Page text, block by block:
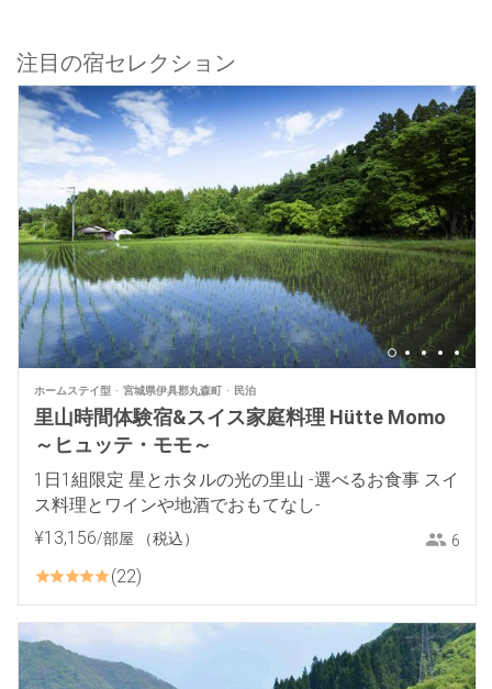
注目の宿セレクション
ホームステイ型 宮城県伊具郡丸森町 民泊
里山時間体験宿&スイス家庭料理 Hütte Momo
～ヒュッテ・モモ～
1日1組限定 星とホタルの光の里山 -選べるお食事 スイ
ス料理とワインや地酒でおもてなし-
¥13,156/部屋 （税込） 6
22